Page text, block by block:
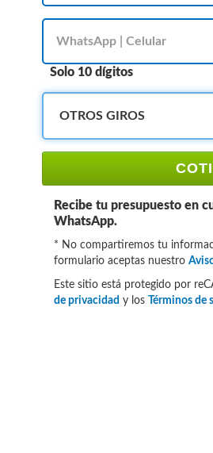
Solo 10 dígitos
Recibe tu presupuesto en
WhatsApp.
* No compartiremos tu
formulario aceptas nuestro
Este sitio está protegido por
de privacidad y los Términos de